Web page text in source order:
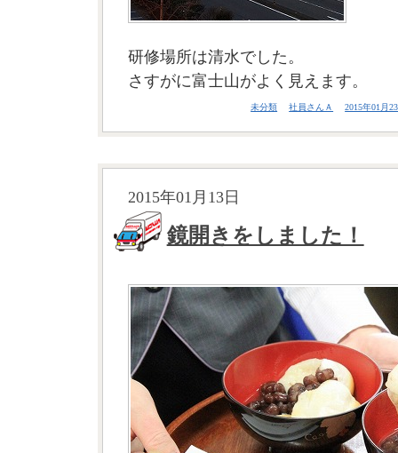
研修場所は清水でした。
さすがに富士山がよく見えます。
未分類 社員さんＡ 2015年01月
2015年01月13日
鏡開きをしました！